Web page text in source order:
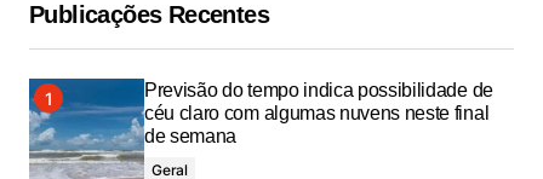
Publicações Recentes
Previsão do tempo indica possibilidade de
céu claro com algumas nuvens neste final
de semana
Geral